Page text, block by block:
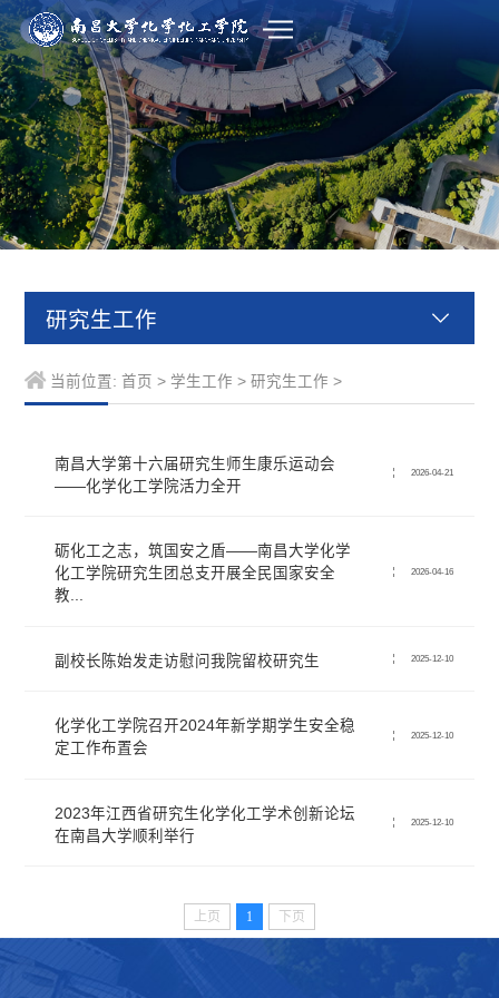
研究生工作
当前位置: 首页 > 学生工作 > 研究生工作 >
南昌大学第十六届研究生师生康乐运动会
——化学化工学院活力全开
2026-04-21
砺化工之志，筑国安之盾——南昌大学化学
化工学院研究生团总支开展全民国家安全
教...
2026-04-16
副校长陈始发走访慰问我院留校研究生 2025-12-10
化学化工学院召开2024年新学期学生安全稳
定工作布置会
2025-12-10
2023年江西省研究生化学化工学术创新论坛
在南昌大学顺利举行
2025-12-10
上页 1 下页